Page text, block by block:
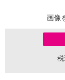
画像
税